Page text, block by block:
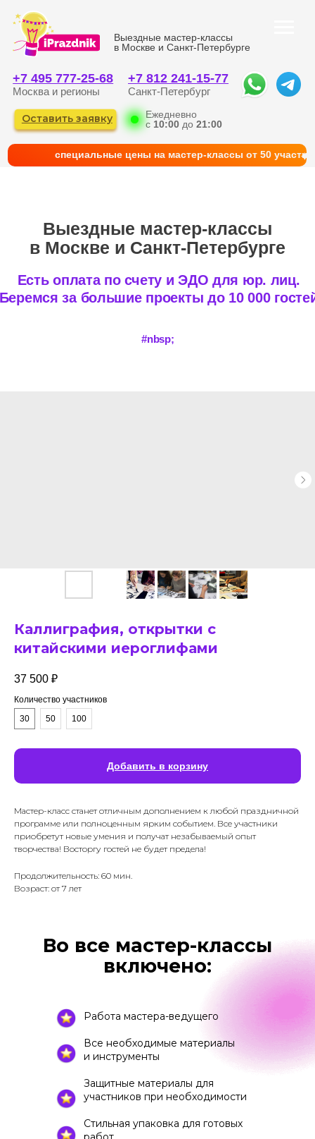
ФОТО И КЕЙСЫ
+7 495 777-25-68
КОРПОРАТИВНЫМ КЛИЕНТАМ
Оставить заявку
Ежедневно
до21:00
в Москве и Санкт-Петербурге
cпециальные цены на мастер-классы от 50
Выездные мастер-классы
#nbsp;
Каллиграфия, открытки с
китайскими иероглифами
37 500 ₽
Количество участников
30
50 100
Добавить в корзину
Мастер-класс станет отличным дополнением к любой праздничной
программе или полноценным ярким событием. Все участники
приобретут новые умения и получат незабываемый опыт
творчества! Восторгу гостей не будет предела!
Продолжительность: 60 мин.
Возраст: от 7 лет
Работа мастера-ведущего
Все необходимые материалы
и инструменты
Защитные материалы для
участников при необходимости
Стильная упаковка для готовых
Во все мастер-классы
включено: